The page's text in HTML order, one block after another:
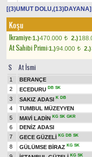
[(3)UMUT DOLU,(13)DAYANA]
Koşu
Ikramiye:1.)470.000 t 2.)
At Sahibi Primi:1.)94.000 t 2.)
S At İsmi
1 BERANÇE
2
ECEDURU DB SK
3
SAKIZ ADASI K DB
4
TUMBUL MÜZEYYEN
5
MAVİ LADİN KG SK GKR
6
DENİZ ADASI
7
GECE GÜZELİ KG DB SK
8
GÜLÜMSE BİRAZ KG SK
KG SK